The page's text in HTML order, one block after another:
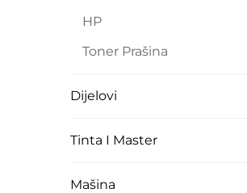
HP
Toner Prašina
Dijelovi
Tinta I Master
Mašina